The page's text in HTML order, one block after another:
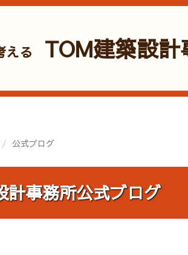
える TOM建築設計
公式ブログ
計事務所公式ブログ